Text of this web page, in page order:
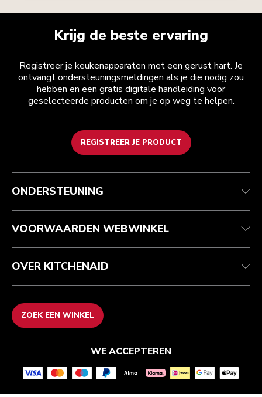
Krijg de beste ervaring
Registreer je keukenapparaten met een gerust hart. Je
ontvangt ondersteuningsmeldingen als je die nodig zou
hebben en een gratis digitale handleiding voor
geselecteerde producten om je op weg te helpen.
REGISTREER JE PRODUCT
Health check
Je bestelling volgen
Garantie en documenten
Veelgestelde vragen
Algemene voorwaarden
Retournering en terugbetaling
Imprint
ODR
Het merk
Zoek een winkel
ONDERSTEUNING
VOORWAARDEN WEBWINKEL
OVER KITCHENAID
ZOEK EEN WINKEL
WE ACCEPTEREN